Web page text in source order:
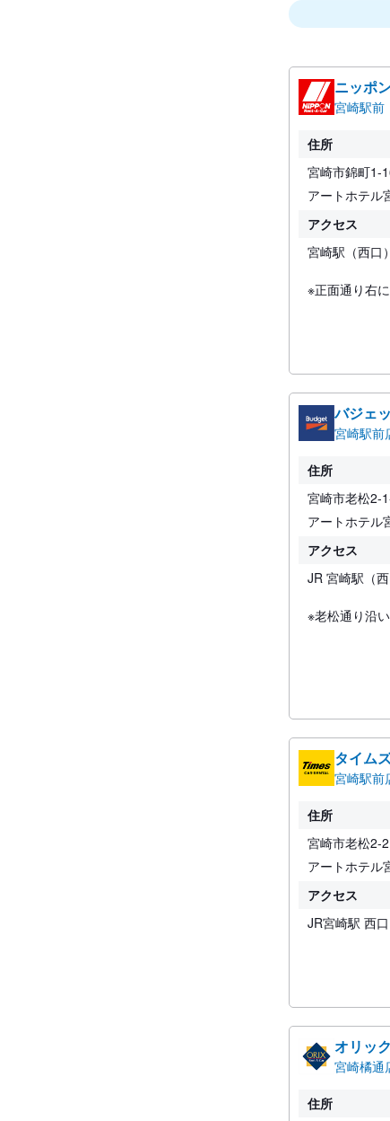
ニッポ
宮崎駅前
住所
宮崎市錦町1-
アートホテル
アクセス
宮崎駅（西口
※正面通り右
バジェ
宮崎駅前
住所
宮崎市老松2-
アートホテル
アクセス
JR 宮崎駅（
※老松通り沿
タイム
宮崎駅前
住所
宮崎市老松2-2
アートホテル
アクセス
JR宮崎駅 西
オリッ
宮崎橘通
住所